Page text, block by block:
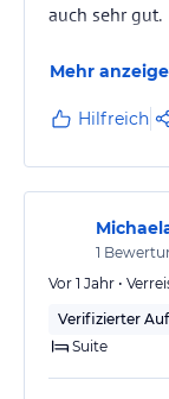
auch sehr gut.
Mehr
Hilfreich
1
Vor 1 Jahr •
Verifizierter
Suite